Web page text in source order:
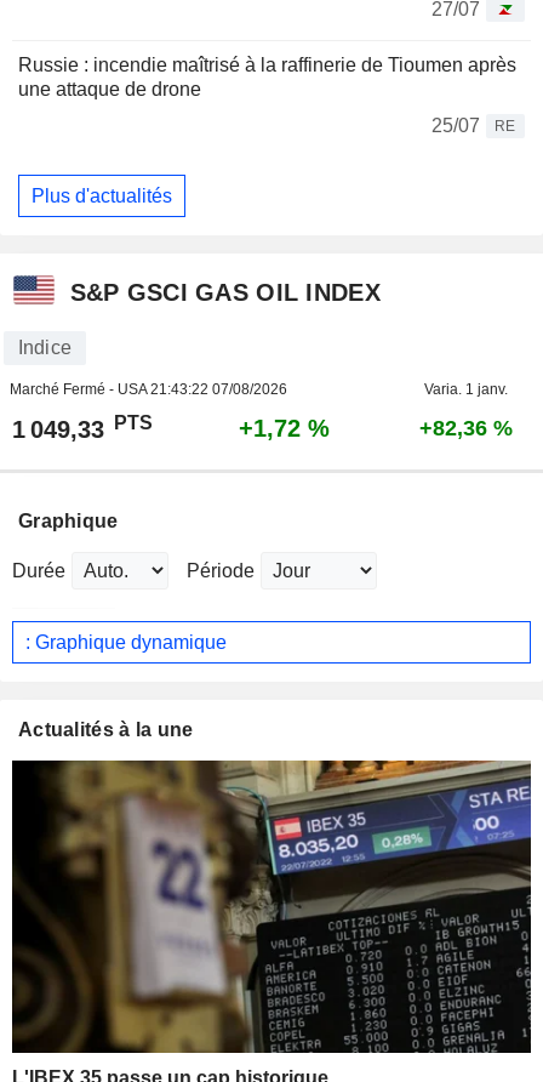
27/07
Russie : incendie maîtrisé à la raffinerie de Tioumen après
une attaque de drone
25/07
RE
Plus d'actualités
S&P GSCI GAS OIL INDEX
Indice
Marché Fermé - USA21:43:22 07/08/2026 Varia. 1 janv.
1 049,33 PTS +1,72 % +82,36 %
Graphique
Durée Période
: Graphique dynamique
Actualités à la une